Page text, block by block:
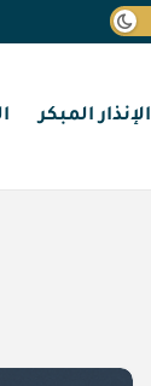
الإنذار المبكر